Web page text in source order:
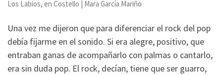
Los Labios, en Costello | Mara García Mariño
Una vez me dijeron que para diferenciar el rock del pop
debía fijarme en el sonido. Si era alegre, positivo, que
entraban ganas de acompañarlo con palmas o cantarlo,
era sin duda pop. El rock, decían, tiene que ser guarro,